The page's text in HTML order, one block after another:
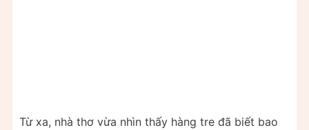
Từ xa, nhà thơ vừa nhìn thấy hàng tre đã biết bao